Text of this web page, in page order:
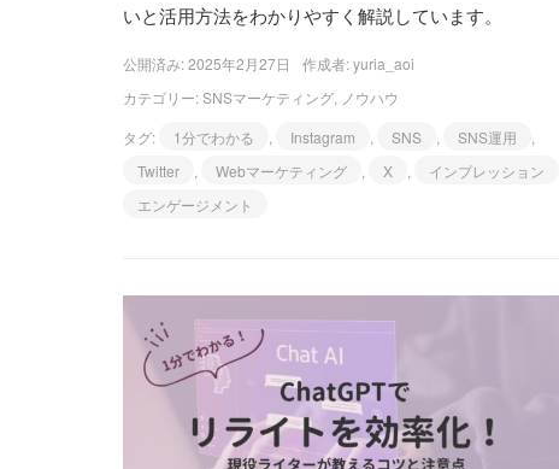
いと活用方法をわかりやすく解説しています。
公開済み: 2025年2月27日 作成者:yuria_aoi
カテゴリー:SNSマーケティング ノウハウ
タグ:
1分でわかる Instagram SNS SNS運用
Twitter
Webマーケティング X インプレッション
エンゲージメント